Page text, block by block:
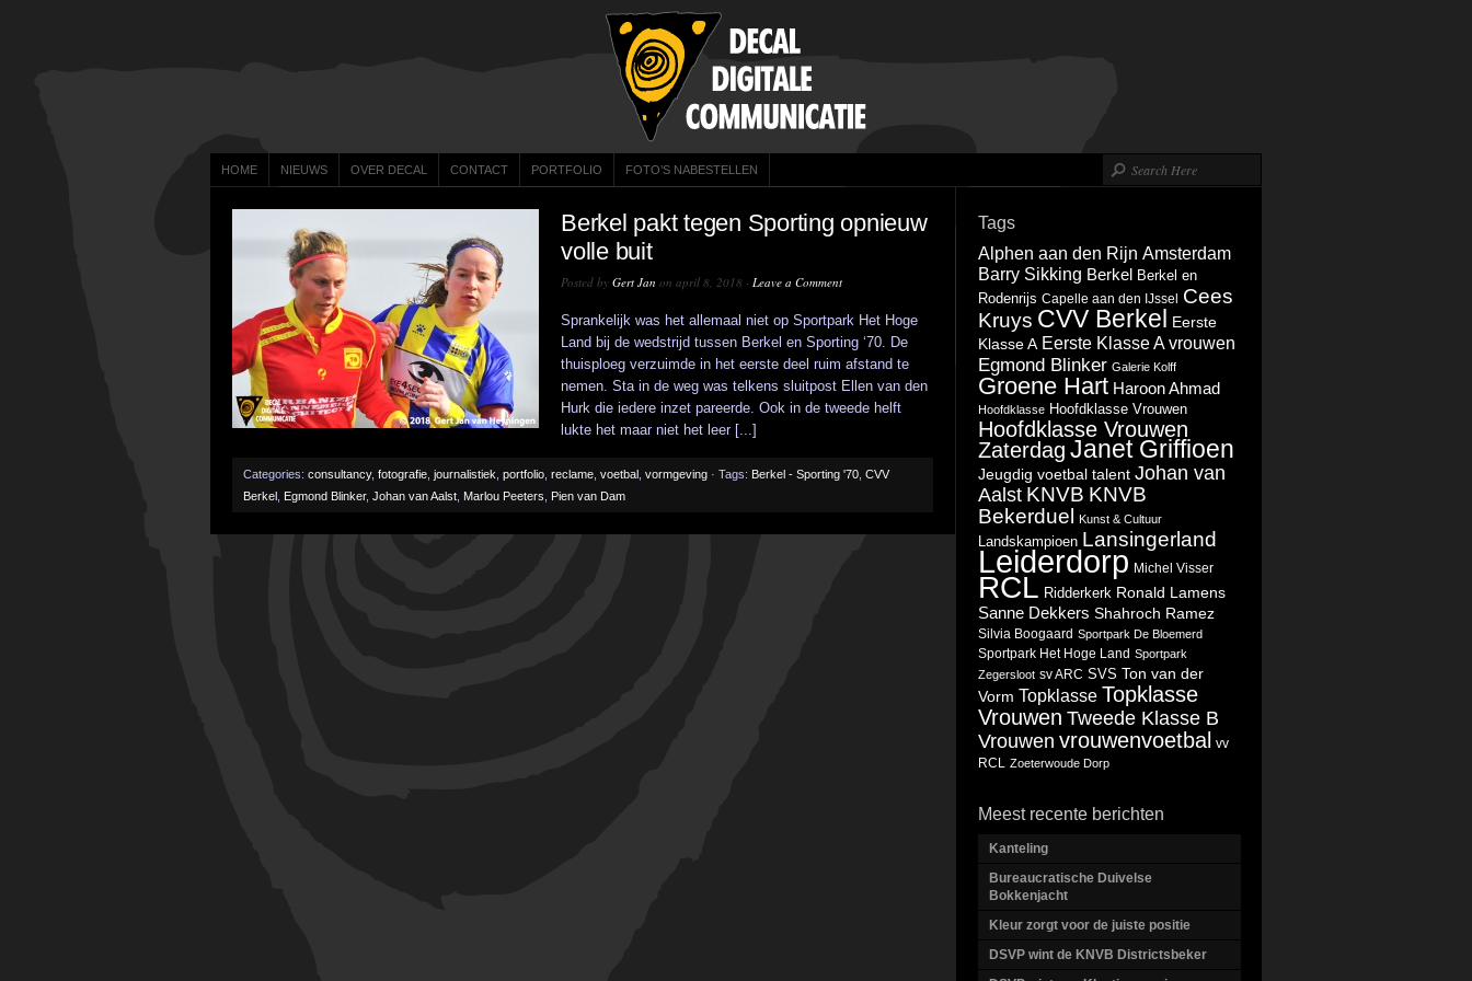
HOME NIEUWS OVER DECAL CONTACT PORTFOLIO FOTO’S NABESTELLEN
Berkel pakt tegen Sporting opnieuw
volle buit
Posted by Gert Jan on april 8, 2018 · Leave a Comment
Sprankelijk was het allemaal niet op Sportpark Het Hoge
Land bij de wedstrijd tussen Berkel en Sporting ‘70. De
thuisploeg verzuimde in het eerste deel ruim afstand te
nemen. Sta in de weg was telkens sluitpost Ellen van den
Hurk die iedere inzet pareerde. Ook in de tweede helft
lukte het maar niet het leer [...]
Categories: consultancy, fotografie journalistiek portfolio reclame voetbal vormgeving · Tags: Berkel - Sporting '70 CVV
Berkel Egmond Blinker, Johan van Aalst Marlou Peeters Pien van Dam
Tags
Alphen aan den Rijn Amsterdam
Barry Sikking Berkel Berkel en
Rodenrijs Capelle aan den IJssel
Cees
Kruys CVV Berkel Eerste
Klasse A Eerste Klasse A vrouwen
Egmond Blinker Galerie Kolff
Groene Hart Haroon Ahmad
Hoofdklasse Hoofdklasse Vrouwen
Hoofdklasse Vrouwen
Zaterdag Janet Griffioen
Jeugdig voetbal talent Johan van
Aalst KNVB KNVB
Bekerduel
Kunst & Cultuur
Landskampioen Lansingerland
Leiderdorp Michel Visser
RCL Ridderkerk Ronald Lamens
Sanne Dekkers Shahroch Ramez
Silvia Boogaard Sportpark De Bloemerd
Sportpark Het Hoge Land Sportpark
Zegersloot sv ARC SVS Ton van der
Vorm Topklasse Topklasse
Vrouwen Tweede Klasse B
Vrouwen vrouwenvoetbal
vv
RCL
Zoeterwoude Dorp
Meest recente berichten
Kanteling
Bureaucratische Duivelse
Bokkenjacht
Kleur zorgt voor de juiste positie
DSVP wint de KNVB Districtsbeker